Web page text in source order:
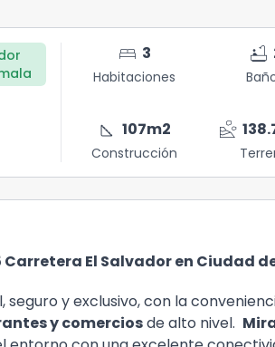
bed 3
Habitaciones
bathtub
square_foot 107m2
Construcción
landslide
Carretera El Salvador en Ciudad
seguro y exclusivo, con la
y comerciosde alto nivel.